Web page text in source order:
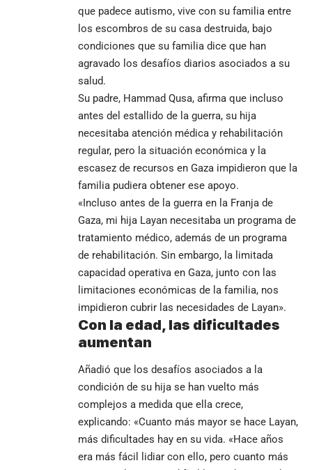
que padece autismo, vive con su familia entre
los escombros de su casa destruida, bajo
condiciones que su familia dice que han
agravado los desafíos diarios asociados a su
salud.
Su padre, Hammad Qusa, afirma que incluso
antes del estallido de la guerra, su hija
necesitaba atención médica y rehabilitación
regular, pero la situación económica y la
escasez de recursos en Gaza impidieron que la
familia pudiera obtener ese apoyo.
«Incluso antes de la guerra en la Franja de
Gaza, mi hija Layan necesitaba un programa de
tratamiento médico, además de un programa
de rehabilitación. Sin embargo, la limitada
capacidad operativa en Gaza, junto con las
limitaciones económicas de la familia, nos
impidieron cubrir las necesidades de Layan».
Con la edad, las dificultades
aumentan
Añadió que los desafíos asociados a la
condición de su hija se han vuelto más
complejos a medida que ella crece,
explicando: «Cuanto más mayor se hace Layan,
más dificultades hay en su vida. «Hace años
era más fácil lidiar con ello, pero cuanto más